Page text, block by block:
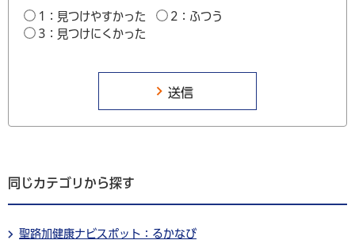
1：見つけやすかった
2：ふつう
3：見つけにくかった
同じカテゴリから探す
聖路加健康ナビスポット：るかなび